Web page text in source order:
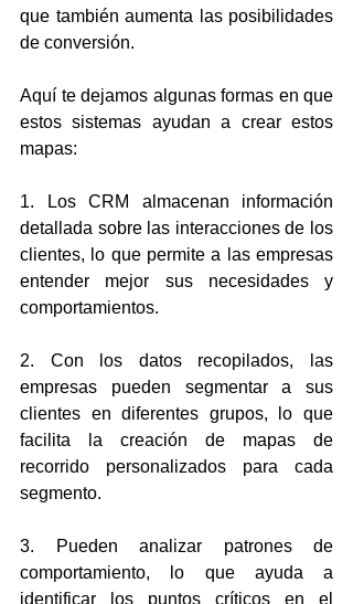
que también aumenta las posibilidades
de conversión.
Aquí te dejamos algunas formas en que
estos sistemas ayudan a crear estos
mapas:
1. Los CRM almacenan información
detallada sobre las interacciones de los
clientes, lo que permite a las empresas
entender mejor sus necesidades y
comportamientos.
2. Con los datos recopilados, las
empresas pueden segmentar a sus
clientes en diferentes grupos, lo que
facilita la creación de mapas de
recorrido personalizados para cada
segmento.
3. Pueden analizar patrones de
comportamiento, lo que ayuda a
identificar los puntos críticos en el